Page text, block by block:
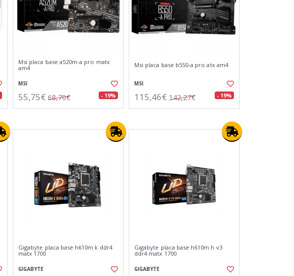
Msi placa base a520m-a pro matx
am4
MSI
55,75€ 68,70€ - 19%
Msi placa base b550-a pro atx am4
MSI
115,46€ 142,27€ - 19%
Gigabyte placa base h610m k ddr4
matx 1700
GIGABYTE
Gigabyte placa base h610m h v3
ddr4 matx 1700
GIGABYTE